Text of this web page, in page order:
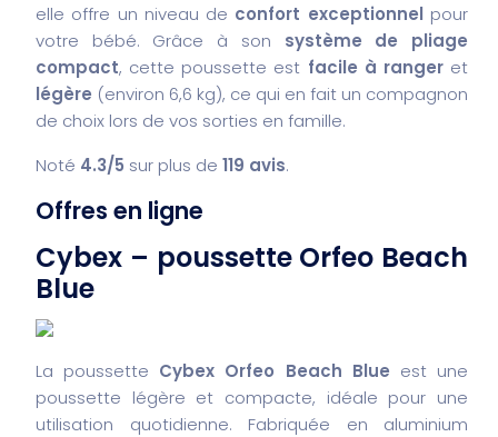
elle offre un niveau de confort exceptionnel pour
votre bébé. Grâce à son système de pliage
compact, cette poussette est facile à rangeret
légère (environ 6,6 kg), ce qui en fait un compagnon
de choix lors de vos sorties en famille.
Noté 4.3/5 sur plus de 119 avis.
Offres en ligne
Cybex – poussette Orfeo Beach
Blue
La poussette Cybex Orfeo Beach Blue est une
poussette légère et compacte, idéale pour une
utilisation quotidienne. Fabriquée en aluminium